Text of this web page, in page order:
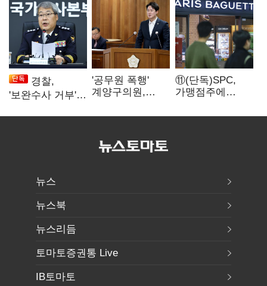
경찰,
'보완수사 거부'
수사자격 배제'
'공무원 폭행'
계양구의원,
의결…본회의
⑪(단독)SPC,
가맹점주에
해지하라"...
뉴스
뉴스북
뉴스리듬
토마토증권통 Live
IB토마토